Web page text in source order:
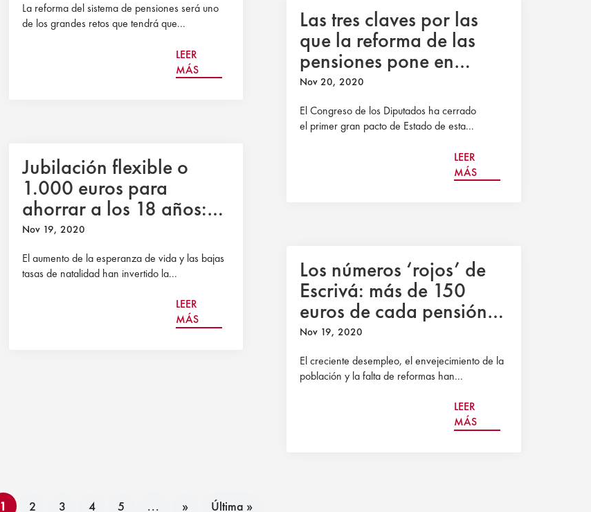
La reforma del sistema de pensiones será uno
de los grandes retos que tendrá que...
LEER
MÁS
Jubilación flexible o
1.000 euros para
ahorrar a los 18 años:
las propuestas de los
expertos para salvar las
pensiones
Nov 19, 2020
El aumento de la esperanza de vida y las bajas
tasas de natalidad han invertido la...
LEER
MÁS
Las tres claves por las
que la reforma de las
pensiones pone en
riesgo su futuro
Nov 20, 2020
El Congreso de los Diputados ha cerrado
el primer gran pacto de Estado de esta...
LEER
MÁS
Los números ‘rojos’ de
Escrivá: más de 150
euros de cada pensión
procede ya de la deuda
pública
Nov 19, 2020
El creciente desempleo, el envejecimiento de la
población y la falta de reformas han...
LEER
MÁS
1 2 3 4 5 ... » Última »